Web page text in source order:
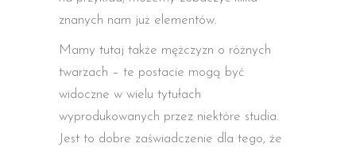
znanych nam już elementów.
Mamy tutaj także mężczyzn o różnych
twarzach – te postacie mogą być
widoczne w wielu tytułach
wyprodukowanych przez niektóre studia.
Jest to dobre zaświadczenie dla tego, że